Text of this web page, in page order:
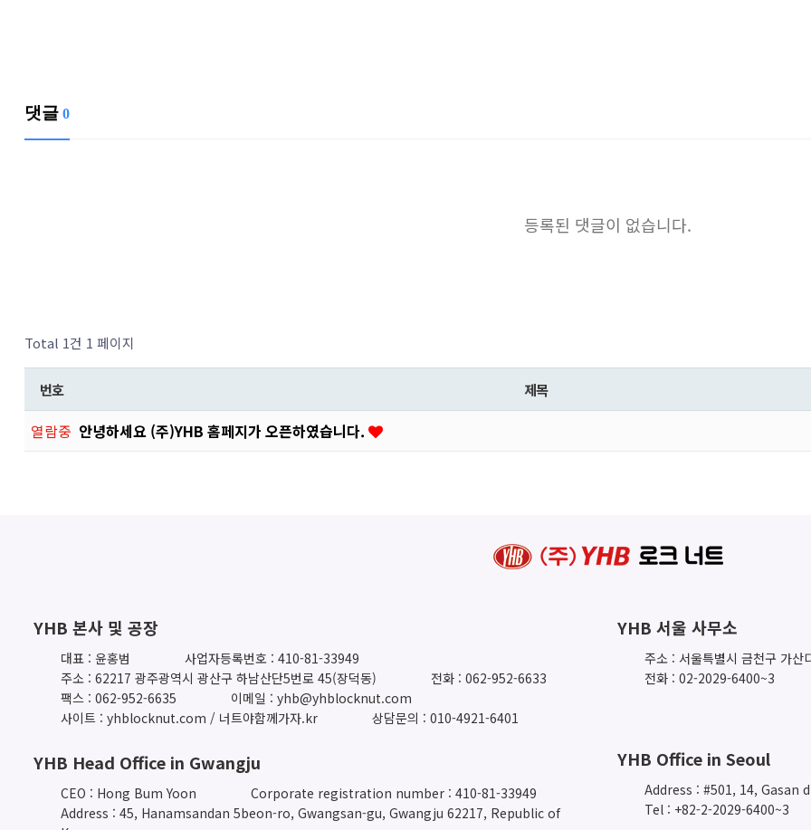
댓글0
등록된 댓글이 없습니다.
Total 1건 1 페이지
번호 제목
열람중 안녕하세요 (주)YHB 홈페지가 오픈하였습니다.
YHB 본사 및 공장
대표 : 윤홍범
사업자등록번호 : 410-81-33949
주소 : 62217 광주광역시 광산구 하남산단5번로 45(장덕동)
전화 : 062-952-6633
팩스 : 062-952-6635
이메일 : yhb@yhblocknut.com
사이트 : yhblocknut.com / 너트야함께가자.kr
상담문의 : 010-4921-6401
YHB Head Office in Gwangju
CEO : Hong Bum Yoon
Corporate registration number : 410-81-33949
Address : 45, Hanamsandan 5beon-ro, Gwangsan-gu, Gwangju 62217, Republic of
YHB 서울 사무소
주소 : 서울특별시 금천구 가
전화 : 02-2029-6400~3
YHB Office in Seoul
Address : #501, 14,
Tel : +82-2-2029-6400~3